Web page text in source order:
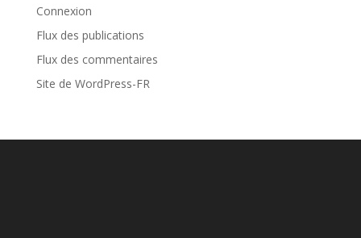
Connexion
Flux des publications
Flux des commentaires
Site de WordPress-FR